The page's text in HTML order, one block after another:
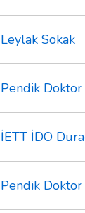
Leylak Sokak
Pendik Doktor
İETT İDO
Pendik Doktor